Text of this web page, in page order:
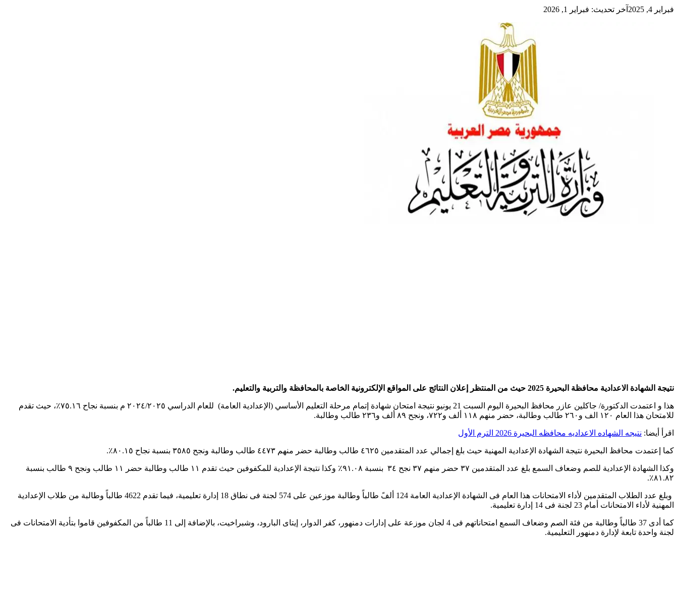
فبراير 4, 2025 آخر تحديث: فبراير 1, 2026
نتيجة الشهادة الاعدادية محافظة البحيرة 2025 حيث من المنتظر إعلان النتائج على المواقع الإلكترونية الخاصة بالمحافظة والتربية والتعليم.
هذا و اعتمدت الدكتورة/ جاكلين عازر محافظ البحيرة اليوم السبت 21 يونيو نتيجة امتحان شهادة إتمام مرحلة التعليم الأساسي (الإعدادية العامة) للعام الدراسي ٢٠٢٤/٢٠٢٥ م بنسبة نجاح ٧٥.١٦٪، حيث تقدم
للامتحان هذا العام ١٢٠ الف و٢٦٠ طالب وطالبة، حضر منهم ١١٨ ألف و٧٢٢، ونجح ٨٩ ألف و٢٣٦ طالب وطالبة.
اقرأ أيضا: نتيجه الشهاده الاعداديه محافظه البحيرة 2026 الترم الأول
كما إعتمدت محافظ البحيرة نتيجة الشهادة الإعدادية المهنية حيث بلغ إجمالي عدد المتقدمين ٤٦٢٥ طالب وطالبة حضر منهم ٤٤٧٣ طالب وطالبة ونجح ٣٥٨٥ بنسبة نجاح ٨٠.١٥٪.
وكذا الشهادة الإعدادية للصم وضعاف السمع بلغ عدد المتقدمين ٣٧ حضر منهم ٣٧ نجح ٣٤ بنسبة ٩١.٠٨٪ وكذا نتيجة الإعدادية للمكفوفين حيث تقدم ١١ طالب وطالبة حضر ١١ طالب ونجح ٩ طالب بنسبة
٨١.٨٢٪.
وبلغ عدد الطلاب المتقدمين لأداء الامتحانات هذا العام فى الشهادة الإعدادية العامة 124 ألفً طالباً وطالبة موزعين على 574 لجنة فى نطاق 18 إدارة تعليمية، فيما تقدم 4622 طالباً وطالبة من طلاب الإعدادية
المهنية لأداء الامتحانات أمام 23 لجنة فى 14 إدارة تعليمية.
كما أدى 37 طالباً وطالبة من فئة الصم وضعاف السمع امتحاناتهم فى 4 لجان موزعة على إدارات دمنهور، كفر الدوار، إيتاى البارود، وشبراخيت، بالإضافة إلى 11 طالباً من المكفوفين قاموا بتأدية الامتحانات فى
لجنة واحدة تابعة لإدارة دمنهور التعليمية.